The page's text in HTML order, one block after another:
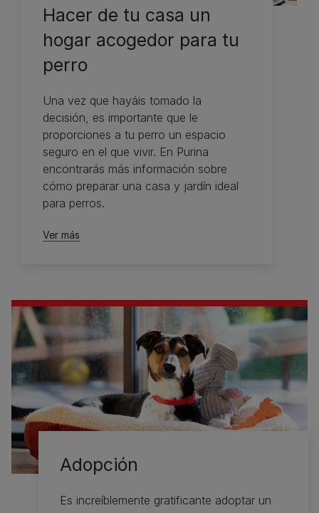
Hacer de tu casa un
hogar acogedor para tu
perro
Una vez que hayáis tomado la
decisión, es importante que le
proporciones a tu perro un espacio
seguro en el que vivir. En Purina
encontrarás más información sobre
cómo preparar una casa y jardín ideal
para perros.
Ver más
Adopción
Es increíblemente gratificante adoptar un